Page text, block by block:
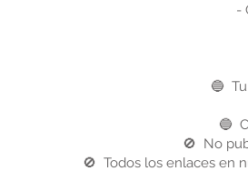
-
🔵
🔵
🚫 No
🚫 Todos los enlaces en